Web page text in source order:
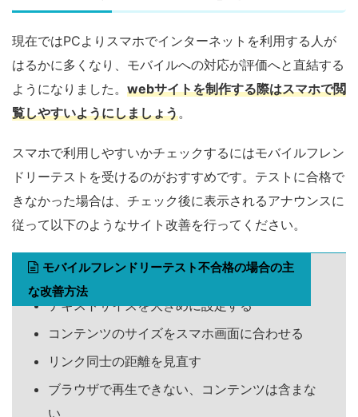
現在ではPCよりスマホでインターネットを利用する人が
はるかに多くなり、モバイルへの対応が評価へと直結する
ようになりました。 webサイトを制作する際はスマホで閲
覧しやすいようにしましょう。
スマホで利用しやすいかチェックするにはモバイルフレン
ドリーテストを受けるのがおすすめです。テストに合格で
きなかった場合は、チェック後に表示されるアナウンスに
従って以下のようなサイト改善を行ってください。
モバイルフレンドリーテスト不合格の場合の主
な改善方法
テキストサイズを大きめに設定する
コンテンツのサイズをスマホ画面に合わせる
リンク同士の距離を見直す
ブラウザで再生できない、コンテンツは含まな
い